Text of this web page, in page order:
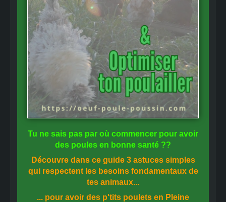
Tu ne sais pas par où commencer pour avoir
des poules en bonne santé ??
Découvre dans ce guide 3 astuces simples
qui respectent les besoins fondamentaux de
tes animaux...
... pour avoir des p'tits poulets en Pleine